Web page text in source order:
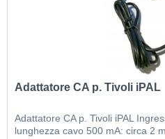
Adattatore CA p. Tivoli iPAL
Adattatore CA p. Tivoli iPAL
lunghezza cavo 500 mA: circa 2